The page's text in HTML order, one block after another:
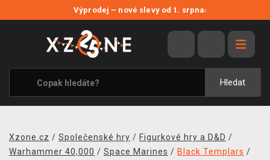
Výprodej – nové slevy od 1. srpna›
Hledat
VÝPRODEJ
VIDEOHRY
XZONE ORIGINALS
TÉMATIKY
MERCHANDISE
Xzone.cz / Společenské hry / Figurkové hry a D&D /
Warhammer 40,000 / Space Marines / Black Templars /